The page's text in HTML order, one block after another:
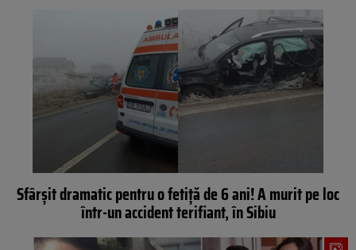
Sfârșit dramatic pentru o fetiță de 6 ani! A murit pe loc
într-un accident terifiant, în Sibiu